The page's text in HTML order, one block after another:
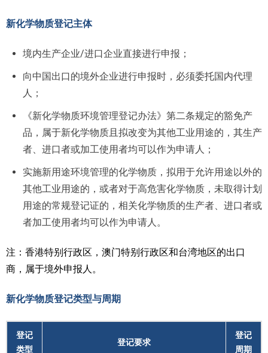
新化学物质登记主体
境内生产企业/进口企业直接进行申报；
向中国出口的境外企业进行申报时，必须委托国内代理
人；
《新化学物质环境管理登记办法》第二条规定的豁免产
品，属于新化学物质且拟改变为其他工业用途的，其生产
者、进口者或加工使用者均可以作为申请人；
实施新用途环境管理的化学物质，拟用于允许用途以外的
其他工业用途的，或者对于高危害化学物质，未取得计划
用途的常规登记证的，相关化学物质的生产者、进口者或
者加工使用者均可以作为申请人。
注：香港特别行政区，澳门特别行政区和台湾地区的出口
商，属于境外申报人。
新化学物质登记类型与周期
登记
类型
登记要求
登记
周期